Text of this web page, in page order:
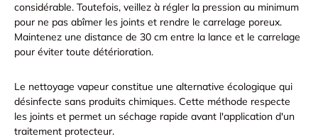
considérable. Toutefois, veillez à régler la pression au minimum
pour ne pas abîmer les joints et rendre le carrelage poreux.
Maintenez une distance de 30 cm entre la lance et le carrelage
pour éviter toute détérioration.
Le nettoyage vapeur constitue une alternative écologique qui
désinfecte sans produits chimiques. Cette méthode respecte
les joints et permet un séchage rapide avant l'application d'un
traitement protecteur.